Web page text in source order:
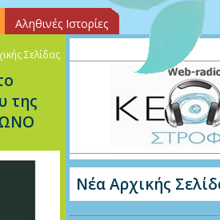
Αληθινές Ιστορίες
Σελίδας
της
Νέα Αρχικής